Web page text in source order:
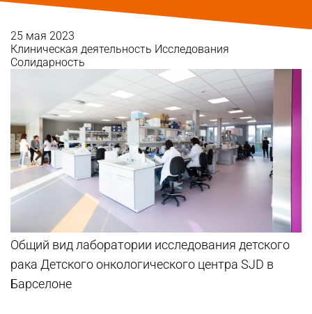
25 мая 2023
Клиническая деятельность Исследования
Солидарность
Общий вид лаборатории исследования детского
рака Детского онкологического центра SJD в
Барселоне